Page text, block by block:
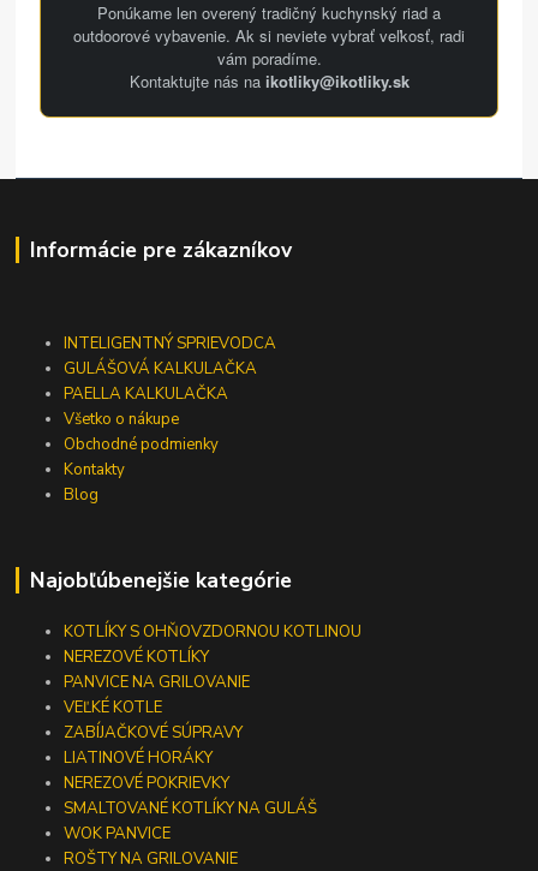
Ponúkame len overený tradičný kuchynský riad a
outdoorové vybavenie. Ak si neviete vybrať veľkosť, radi
vám poradíme.
Kontaktujte nás na ikotliky@ikotliky.sk
Informácie pre zákazníkov
INTELIGENTNÝ SPRIEVODCA
GULÁŠOVÁ KALKULAČKA
PAELLA KALKULAČKA
Všetko o nákupe
Obchodné podmienky
Kontakty
Blog
Najobľúbenejšie kategórie
KOTLÍKY S OHŇOVZDORNOU KOTLINOU
NEREZOVÉ KOTLÍKY
PANVICE NA GRILOVANIE
VEĽKÉ KOTLE
ZABÍJAČKOVÉ SÚPRAVY
LIATINOVÉ HORÁKY
NEREZOVÉ POKRIEVKY
SMALTOVANÉ KOTLÍKY NA GULÁŠ
WOK PANVICE
ROŠTY NA GRILOVANIE